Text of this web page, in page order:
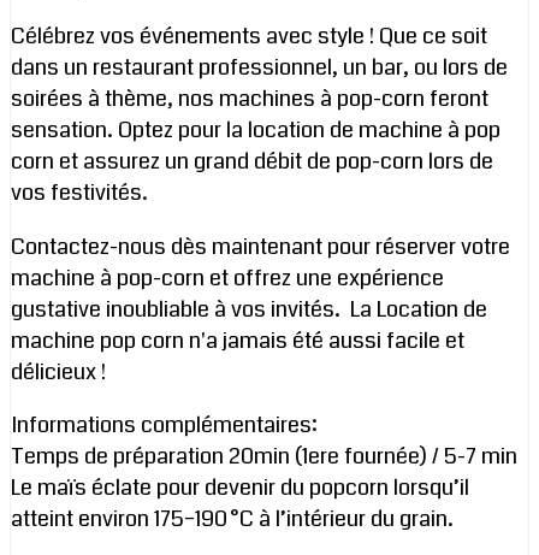
Célébrez vos événements avec style ! Que ce soit
dans un restaurant professionnel, un bar, ou lors de
soirées à thème, nos machines à pop-corn feront
sensation. Optez pour la location de machine à pop
corn et assurez un grand débit de pop-corn lors de
vos festivités.
Contactez-nous dès maintenant pour réserver votre
machine à pop-corn et offrez une expérience
gustative inoubliable à vos invités. La Location de
machine pop corn n'a jamais été aussi facile et
délicieux !
Informations complémentaires:
Temps de préparation 20min (1ere fournée) / 5-7 min
Le maïs éclate pour devenir du popcorn lorsqu’il
atteint environ 175–190 °C à l’intérieur du grain.